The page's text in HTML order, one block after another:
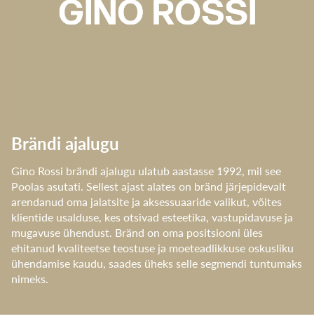
Brändi ajalugu
Gino Rossi brändi ajalugu ulatub aastasse 1992, mil see
Poolas asutati. Sellest ajast alates on bränd järjepidevalt
arendanud oma jalatsite ja aksessuaaride valikut, võites
klientide usalduse, kes otsivad esteetika, vastupidavuse ja
mugavuse ühendust. Bränd on oma positsiooni üles
ehitanud kvaliteetse teostuse ja moeteadlikkuse oskusliku
ühendamise kaudu, saades üheks selle segmendi tuntumaks
nimeks.